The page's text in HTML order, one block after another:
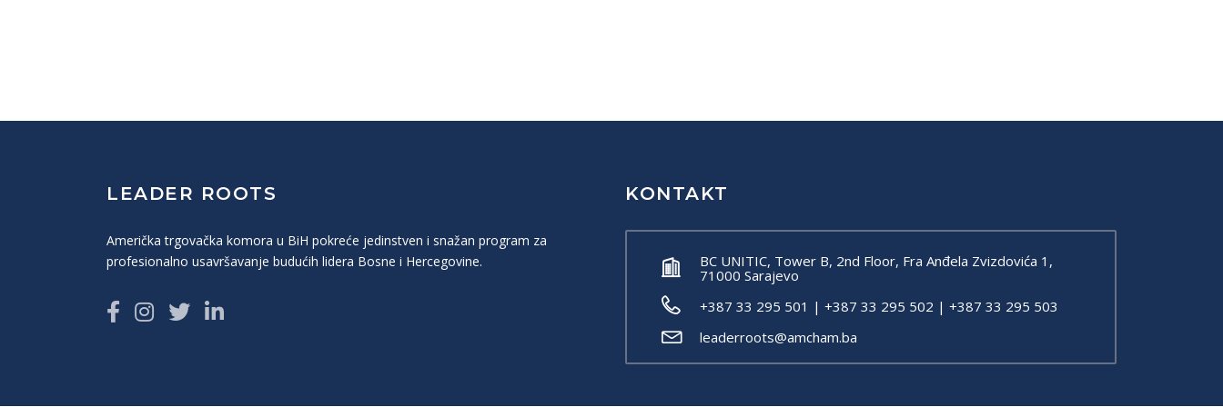
LEADER ROOTS
Američka trgovačka komora u BiH pokreće jedinstven i snažan program za
profesionalno usavršavanje budućih lidera Bosne i Hercegovine.
KONTAKT
BC UNITIC, Tower B, 2nd Floor, Fra Anđela Zvizdovića 1,
71000 Sarajevo
+387 33 295 501 | +387 33 295 502 | +387 33 295 503
leaderroots@amcham.ba